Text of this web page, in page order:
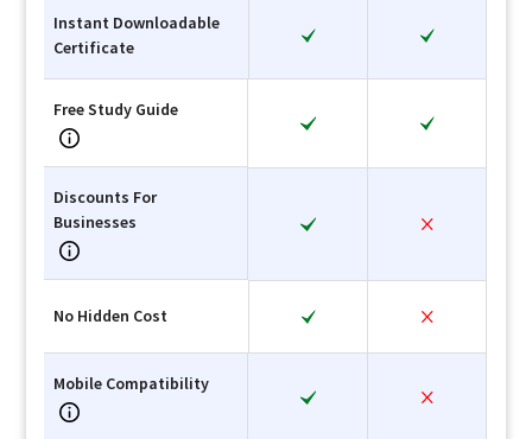
Instant Downloadable
Certificate
Free Study Guide
Discounts For
Businesses
No Hidden Cost
Mobile Compatibility